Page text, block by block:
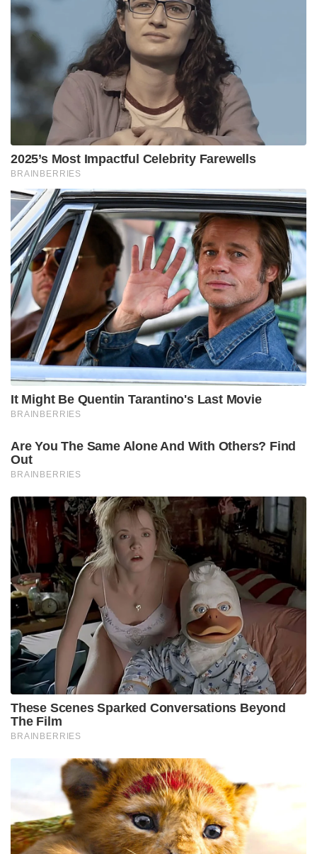
2025’s Most Impactful Celebrity Farewells
BRAINBERRIES
It Might Be Quentin Tarantino's Last Movie
BRAINBERRIES
Are You The Same Alone And With Others? Find
Out
BRAINBERRIES
These Scenes Sparked Conversations Beyond
The Film
BRAINBERRIES